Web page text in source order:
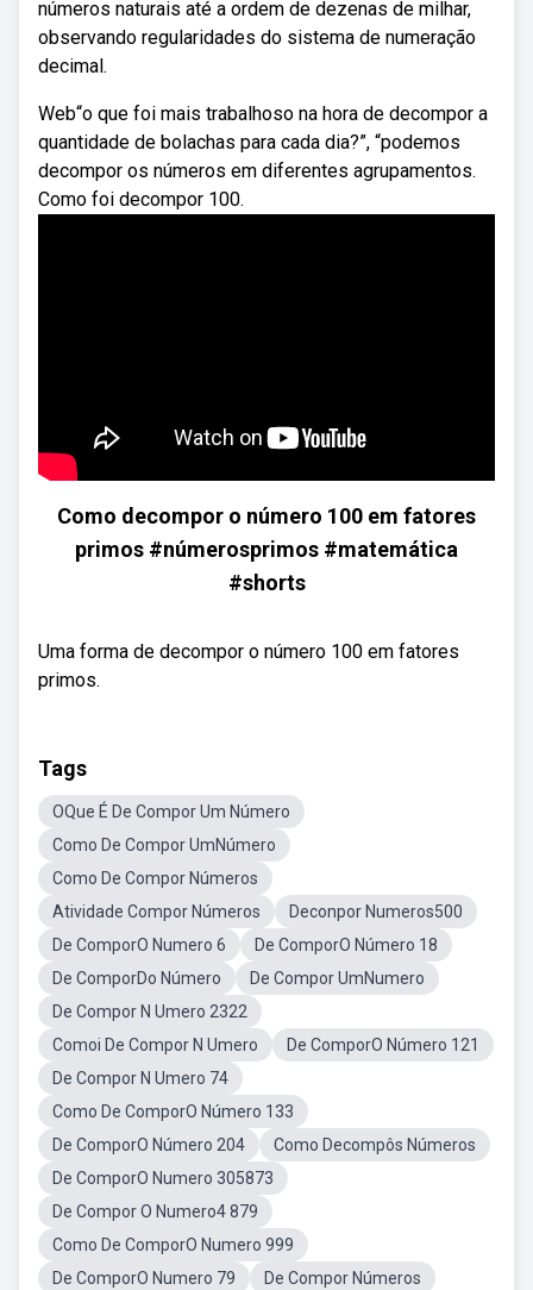
números naturais até a ordem de dezenas de milhar,
observando regularidades do sistema de numeração
decimal.
Web“o que foi mais trabalhoso na hora de decompor a
quantidade de bolachas para cada dia?”, “podemos
decompor os números em diferentes agrupamentos.
Como foi decompor 100.
Como decompor o número 100 em fatores
primos #númerosprimos #matemática
#shorts
Uma forma de decompor o número 100 em fatores
primos.
Tags
OQue É De Compor Um Número
Como De Compor UmNúmero
Como De Compor Números
Atividade Compor Números
Deconpor Numeros500
De ComporO Numero 6
De ComporO Número 18
De ComporDo Número
De Compor UmNumero
De Compor N Umero 2322
Comoi De Compor N Umero
De ComporO Número 121
De Compor N Umero 74
Como De ComporO Número 133
De ComporO Número 204
Como Decompôs Números
De ComporO Numero 305873
De Compor O Numero4 879
Como De ComporO Numero 999
De ComporO Numero 79
De Compor Números